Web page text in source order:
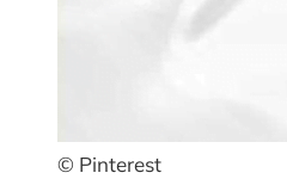
© Pinterest